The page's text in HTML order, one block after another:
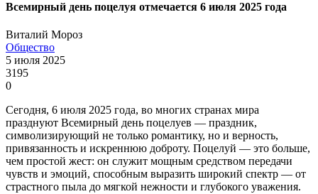
Всемирный день поцелуя отмечается 6 июля 2025 года
Виталий Мороз
Общество
5 июля 2025
3195
0
Сегодня, 6 июля 2025 года, во многих странах мира
празднуют Всемирный день поцелуев — праздник,
символизирующий не только романтику, но и верность,
привязанность и искреннюю доброту. Поцелуй — это больше,
чем простой жест: он служит мощным средством передачи
чувств и эмоций, способным выразить широкий спектр — от
страстного пыла до мягкой нежности и глубокого уважения.